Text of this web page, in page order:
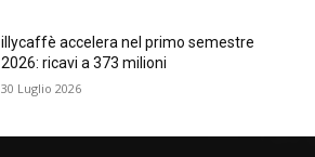
illycaffè accelera nel primo semestre
2026: ricavi a 373 milioni
30 Luglio 2026